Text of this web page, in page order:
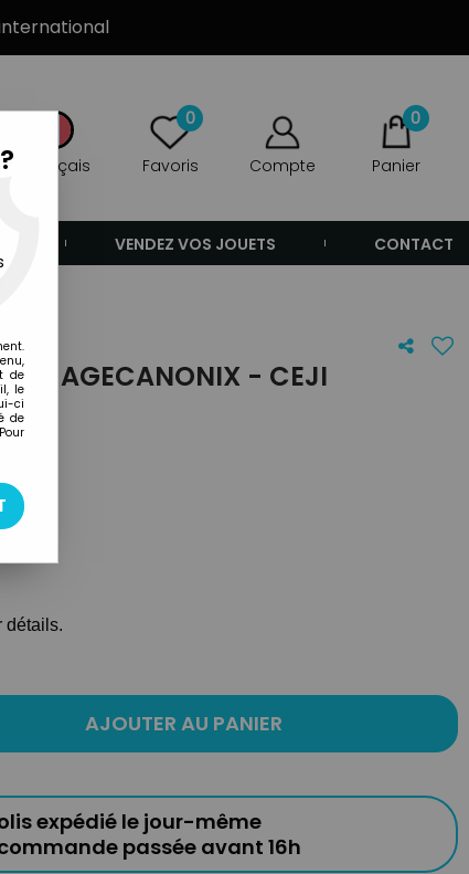
Français
0
Favoris Compte
0
Panier
VENDEZ VOS JOUETS CONTACT
AGECANONIX - CEJI
détails.
AJOUTER AU PANIER
expédié le jour-même
passée avant 16h
de
le
ci
de